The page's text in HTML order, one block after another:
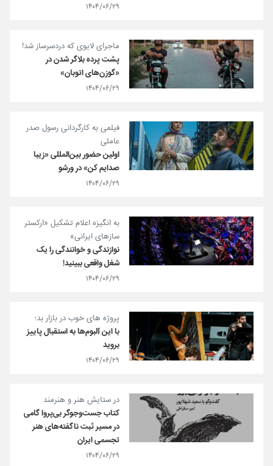
۱۴۰۴/۰۶/۲۹
ماجرای لایوی که دردسرساز شد!
پشت پرده بلاگر شدن در
«گوزن‌های اتوبان»
۱۴۰۴/۰۶/۲۹
فیلمی به کارگردانی رسول صدر
عاملی
اولین حضور بین‌المللی «زیبا
صدایم کن» در ورشو
۱۴۰۴/۰۶/۲۹
به انگیزه اعلام تشکیل «ارکستر
سازهای ایرانی»
نوازندگی و خوانندگی را یک
شغل واقعی ببینید!
۱۴۰۴/۰۶/۲۹
پروژه های خوب در بازار بد؛
با این آلبوم‌ها به استقبال پاییز
بروید
۱۴۰۴/۰۶/۲۹
در ستایش هنر و هنرمند
کتاب جست‌وجوگر بی‌­پروا گامی
در مسیر ثبت ناگفته‌های هنر
تجسمی ایران
۱۴۰۴/۰۶/۲۹